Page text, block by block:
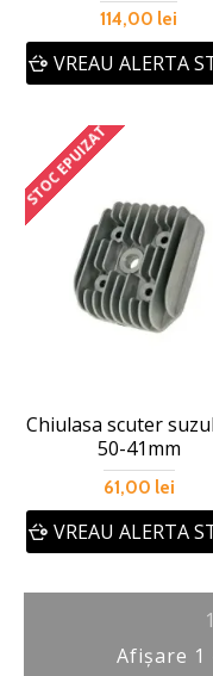
114,00 lei
VREAU ALERTA
STOC EPUIZAT
Chiulasa scuter
50-41mm
61,00 lei
VREAU ALERTA
1
Afişare 1